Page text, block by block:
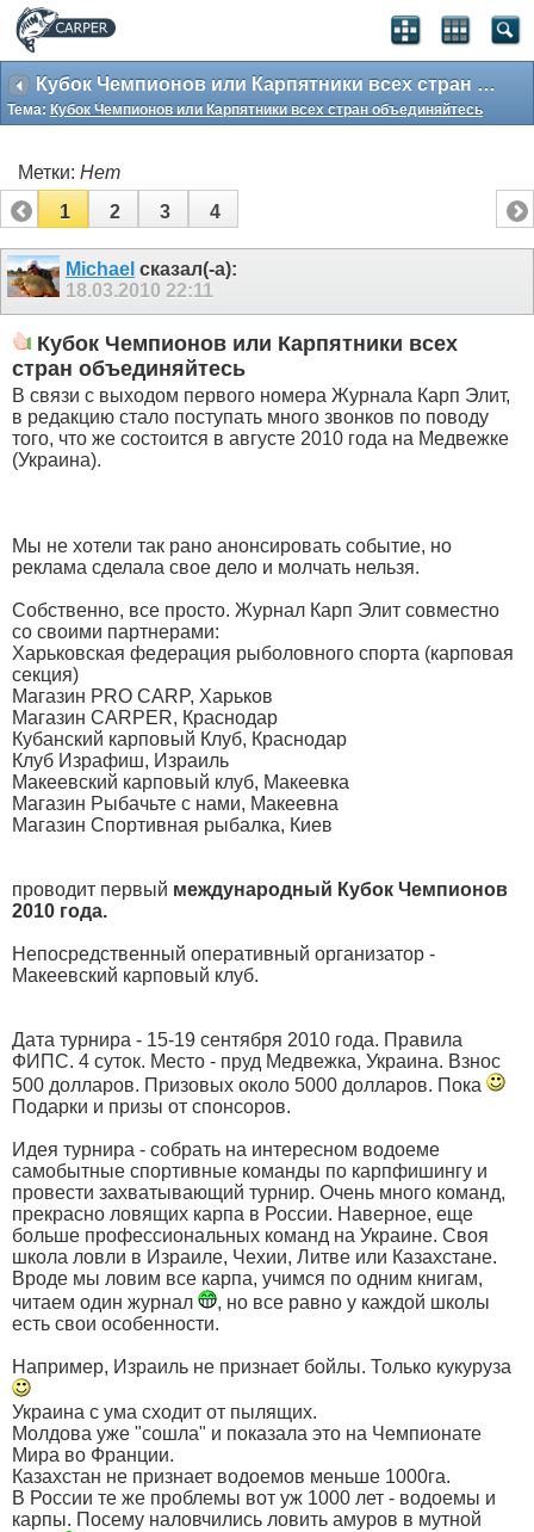
Кубок Чемпионов или Карпятники всех стран объединяйтесь
Тема: Кубок Чемпионов или Карпятники всех стран объединяйтесь
Метки: Нет
1
2 3 4
Michael сказал(-а):
18.03.2010 22:11
Кубок Чемпионов или Карпятники всех
стран объединяйтесь
В связи с выходом первого номера Журнала Карп Элит,
в редакцию стало поступать много звонков по поводу
того, что же состоится в августе 2010 года на Медвежке
(Украина).
Мы не хотели так рано анонсировать событие, но
реклама сделала свое дело и молчать нельзя.
Собственно, все просто. Журнал Карп Элит совместно
со своими партнерами:
Харьковская федерация рыболовного спорта (карповая
секция)
Магазин PRO CARP, Харьков
Магазин CARPER, Краснодар
Кубанский карповый Клуб, Краснодар
Клуб Израфиш, Израиль
Макеевский карповый клуб, Макеевка
Магазин Рыбачьте с нами, Макеевна
Магазин Спортивная рыбалка, Киев
проводит первый международный Кубок Чемпионов
2010 года.
Непосредственный оперативный организатор -
Макеевский карповый клуб.
Дата турнира - 15-19 сентября 2010 года. Правила
ФИПС. 4 суток. Место - пруд Медвежка, Украина. Взнос
500 долларов. Призовых около 5000 долларов. Пока
Подарки и призы от спонсоров.
Идея турнира - собрать на интересном водоеме
самобытные спортивные команды по карпфишингу и
провести захватывающий турнир. Очень много команд,
прекрасно ловящих карпа в России. Наверное, еще
больше профессиональных команд на Украине. Своя
школа ловли в Израиле, Чехии, Литве или Казахстане.
Вроде мы ловим все карпа, учимся по одним книгам,
читаем один журнал
, но все равно у каждой школы
есть свои особенности.
Например, Израиль не признает бойлы. Только кукуруза
Украина с ума сходит от пылящих.
Молдова уже "сошла" и показала это на Чемпионате
Мира во Франции.
Казахстан не признает водоемов меньше 1000га.
В России те же проблемы вот уж 1000 лет - водоемы и
карпы. Посему наловчились ловить амуров в мутной